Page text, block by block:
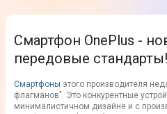
Смартфон OnePlus -
передовые стандарты!
Смартфоны этого производителя
флагманов". Это конкурентные
минималистичном дизайне и с